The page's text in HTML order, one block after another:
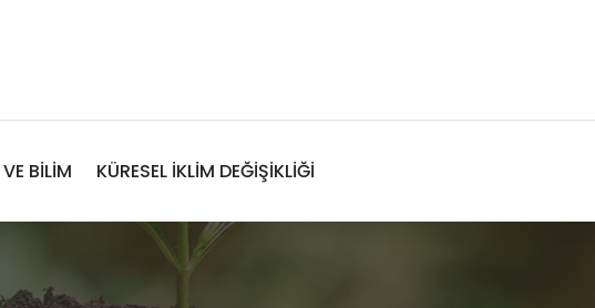
BİLİM KÜRESEL İKLİM DEĞİŞİKLİĞİ